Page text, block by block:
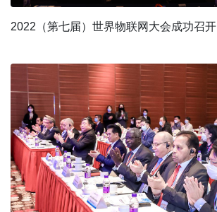
2022（第七届）世界物联网大会成功召开